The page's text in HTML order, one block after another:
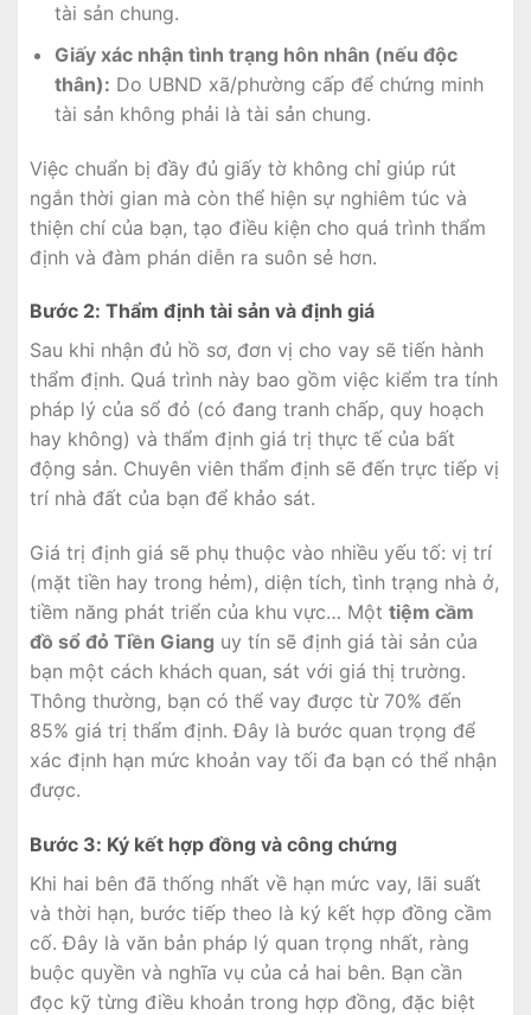
tài sản chung.
Giấy xác nhận tình trạng hôn nhân (nếu độc
thân): Do UBND xã/phường cấp để chứng minh
tài sản không phải là tài sản chung.
Việc chuẩn bị đầy đủ giấy tờ không chỉ giúp rút
ngắn thời gian mà còn thể hiện sự nghiêm túc và
thiện chí của bạn, tạo điều kiện cho quá trình thẩm
định và đàm phán diễn ra suôn sẻ hơn.
Bước 2: Thẩm định tài sản và định giá
Sau khi nhận đủ hồ sơ, đơn vị cho vay sẽ tiến hành
thẩm định. Quá trình này bao gồm việc kiểm tra tính
pháp lý của sổ đỏ (có đang tranh chấp, quy hoạch
hay không) và thẩm định giá trị thực tế của bất
động sản. Chuyên viên thẩm định sẽ đến trực tiếp vị
trí nhà đất của bạn để khảo sát.
Giá trị định giá sẽ phụ thuộc vào nhiều yếu tố: vị trí
(mặt tiền hay trong hẻm), diện tích, tình trạng nhà ở,
tiềm năng phát triển của khu vực… Một tiệm cầm
đồ sổ đỏ Tiền Giang uy tín sẽ định giá tài sản của
bạn một cách khách quan, sát với giá thị trường.
Thông thường, bạn có thể vay được từ 70% đến
85% giá trị thẩm định. Đây là bước quan trọng để
xác định hạn mức khoản vay tối đa bạn có thể nhận
được.
Bước 3: Ký kết hợp đồng và công chứng
Khi hai bên đã thống nhất về hạn mức vay, lãi suất
và thời hạn, bước tiếp theo là ký kết hợp đồng cầm
cố. Đây là văn bản pháp lý quan trọng nhất, ràng
buộc quyền và nghĩa vụ của cả hai bên. Bạn cần
đọc kỹ từng điều khoản trong hợp đồng, đặc biệt